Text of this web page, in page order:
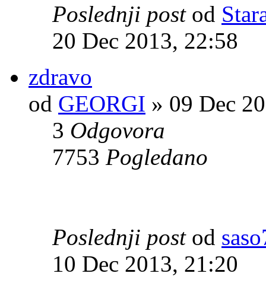
Poslednji post od
20 Dec 2013, 22:58
zdravo
od GEORGI » 09 Dec
3 Odgovora
7753 Pogledano
Poslednji post od
10 Dec 2013, 21:20